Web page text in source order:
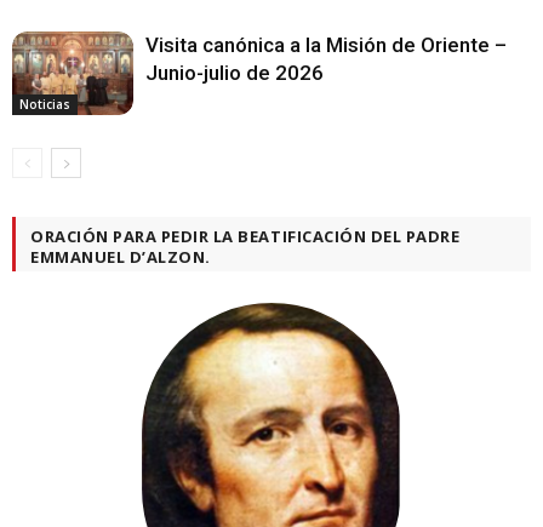
Noticias
Visita canónica a la Misión de Oriente –
Junio-julio de 2026
ORACIÓN PARA PEDIR LA BEATIFICACIÓN DEL PADRE
EMMANUEL D’ALZON.